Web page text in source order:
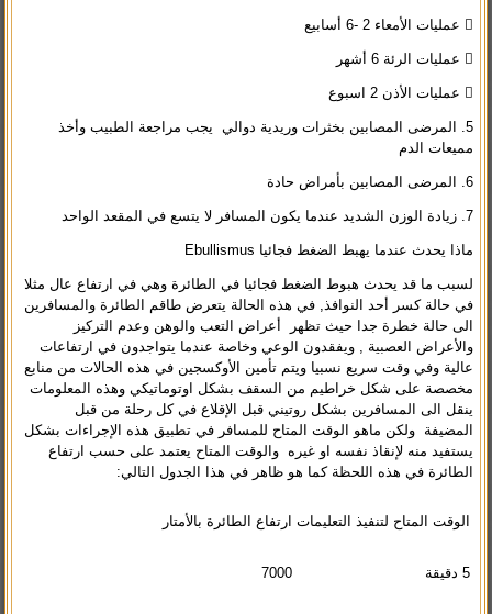
 عمليات الأمعاء 2 -6 أسابيع
 عمليات الرئة 6 أشهر
 عمليات الأذن 2 اسبوع
5. المرضى المصابين بخثرات وريدية دوالي يجب مراجعة الطبيب وأخذ
مميعات الدم
6. المرضى المصابين بأمراض حادة
7. زيادة الوزن الشديد عندما يكون المسافر لا يتسع في المقعد الواحد
ماذا يحدث عندما يهبط الضغط فجائيا Ebullismus
لسبب ما قد يحدث هبوط الضغط فجائيا في الطائرة وهي في ارتفاع عال مثلا
في حالة كسر أحد النوافذ, في هذه الحالة يتعرض طاقم الطائرة والمسافرين
الى حالة خطرة جدا حيث تظهر أعراض التعب والوهن وعدم التركيز
والأعراض العصبية , ويفقدون الوعي وخاصة عندما يتواجدون في ارتفاعات
عالية وفي وقت سريع نسبيا ويتم تأمين الأوكسجين في هذه الحالات من منابع
مخصصة على شكل خراطيم من السقف بشكل اوتوماتيكي وهذه المعلومات
ينقل الى المسافرين بشكل روتيني قبل الإقلاع في كل رحلة من قبل
المضيفة ولكن ماهو الوقت المتاح للمسافر في تطبيق هذه الإجراءات بشكل
يستفيد منه لإنقاذ نفسه او غيره والوقت المتاح يعتمد على حسب ارتفاع
الطائرة في هذه اللحظة كما هو ظاهر في هذا الجدول التالي:
الوقت المتاح لتنفيذ التعليمات ارتفاع الطائرة بالأمتار
5 دقيقة 7000